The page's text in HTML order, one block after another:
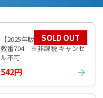
【2025年版】 数研 倫理
教番704 ※非課税 キャンセ
ル不可
542円
SOLD OUT